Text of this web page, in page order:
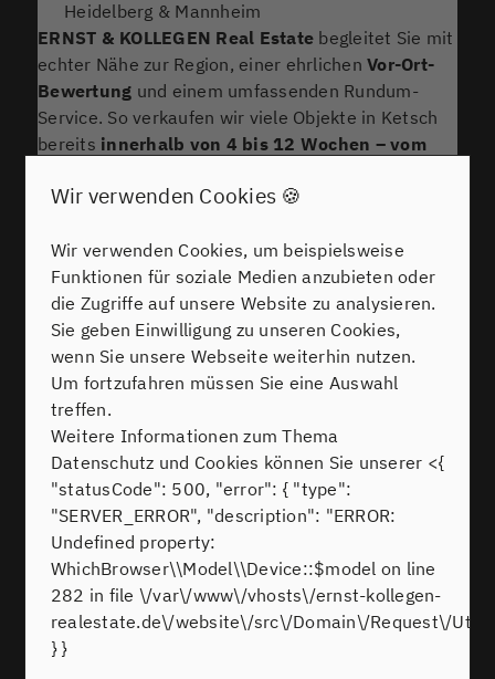
Heidelberg & Mannheim
ERNST & KOLLEGEN Real Estate begleitet Sie mit
echter Nähe zur Region, einer ehrlichenVor-Ort-
Bewertung und einem umfassenden Rundum-
Service. So verkaufen wir viele Objekte in Ketsch
bereits innerhalb von 4 bis 12 Wochen – vom
Immobilienbewertung erhalten
Unverbindlich beraten lassen
Immobilienverkauf in Ketsch mit
Makler
Sie möchten Ihre Immobilie in Ketsch verkaufen –
sei es durch Erbschaft, Umzug oder einfach, weil
es Zeit für einen neuen Lebensabschnitt ist? Wir
stehen Ihnen mit Erfahrung, Kompetenz und
ehrlicher Beratung zur Seite.
ERNST & KOLLEGEN Real Estateist seit über 26
Jahren in der Region aktiv und kennt den Markt in
Ketsch bis ins Detail. Wir übernehmen für Sie den
gesamten Verkaufsprozess – persönlich,
transparent und zielgerichtet.
Ihre Vorteile mitERNST & KOLLEGENReal
Estate:
Wir verwenden Cookies 🍪
Wir verwenden Cookies, um beispielsweise
Funktionen für soziale Medien anzubieten oder
die Zugriffe auf unsere Website zu analysieren.
Sie geben Einwilligung zu unseren Cookies,
wenn Sie unsere Webseite weiterhin nutzen.
Um fortzufahren müssen Sie eine Auswahl
treffen.
Weitere Informationen zum Thema
Datenschutz und Cookies können Sie unserer <{
"statusCode": 500, "error": { "type":
"SERVER_ERROR", "description": "ERROR:
Undefined property:
WhichBrowser\\Model\\Device::$model on line
282 in file \/var\/www\/vhosts\/ernst-kollegen-
realestate.de\/website\/src\/Domain\/Request\/
} }